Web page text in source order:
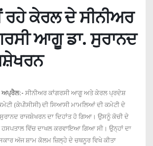
ਰਹੇ ਕੇਰਲ ਦੇ ਸੀਨੀਅਰ
ਆਗੂ ਡਾ. ਸੁਰਾਨਦ
ਅਪ੍ਰੈਲ:- ਸੀਨੀਅਰ ਕਾਂਗਰਸੀ ਆਗੂ ਅਤੇ ਕੇਰਲ ਪ੍ਰਦੇਸ਼
(ਕੇਪੀਸੀਸੀ) ਦੀ ਸਿਆਸੀ ਮਾਮਲਿਆਂ ਦੀ ਕਮੇਟੀ ਦੇ
ਰਾਜਸ਼ੇਖਰਨ ਦਾ ਦਿਹਾਂਤ ਹੋ ਗਿਆ। ਉਸਨੂੰ ਕੋਚੀ ਦੇ
ਹਸਪਤਾਲ ਵਿੱਚ ਦਾਖਲ ਕਰਵਾਇਆ ਗਿਆ ਸੀ। ਉਨ੍ਹਾਂ ਦਾ
ਅੱਜ ਸ਼ਾਮ ਕੋਲਮ ਜ਼ਿਲ੍ਹੇ ਦੇ ਚਥਨੂਰ ਵਿਖੇ ਕੀਤਾ